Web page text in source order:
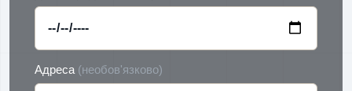
Адреса (необов'язково)